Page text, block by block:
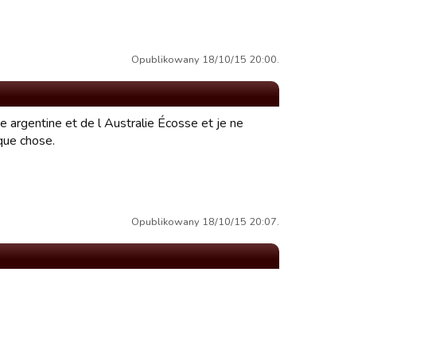
Opublikowany 18/10/15 20:00.
argentine et de l Australie Écosse et je ne
chose.
Opublikowany 18/10/15 20:07.